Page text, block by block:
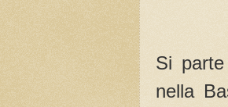
Si
nella